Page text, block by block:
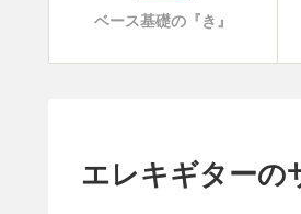
ベース基礎の『き』
エレキギターの